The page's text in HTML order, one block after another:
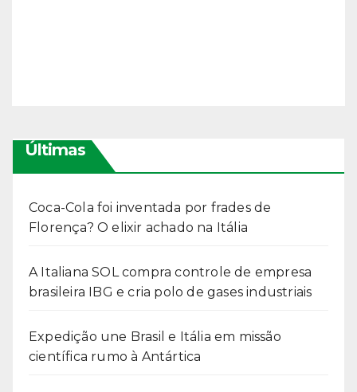
Últimas
Coca-Cola foi inventada por frades de
Florença? O elixir achado na Itália
A Italiana SOL compra controle de empresa
brasileira IBG e cria polo de gases industriais
Expedição une Brasil e Itália em missão
científica rumo à Antártica